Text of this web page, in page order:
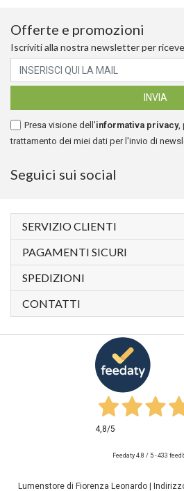
Offerte e promozioni
Iscriviti alla nostra newsletter per
Presa visione dell'informativa privacy,
trattamento dei miei dati per l'invio di
Seguici sui social
SERVIZIO CLIENTI
PAGAMENTI SICURI
SPEDIZIONI
CONTATTI
Lumenstore di Fiorenza Leonardo |
4,8/5
Feedaty 4.8 / 5 -433